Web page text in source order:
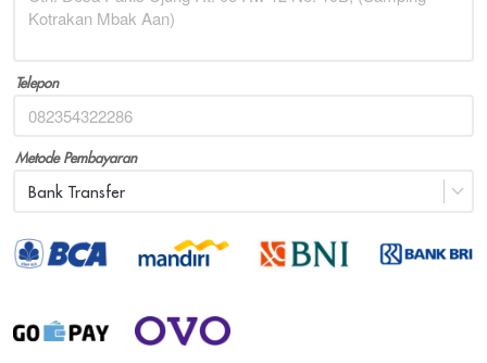
Telepon
Metode Pembayaran
Bank Transfer